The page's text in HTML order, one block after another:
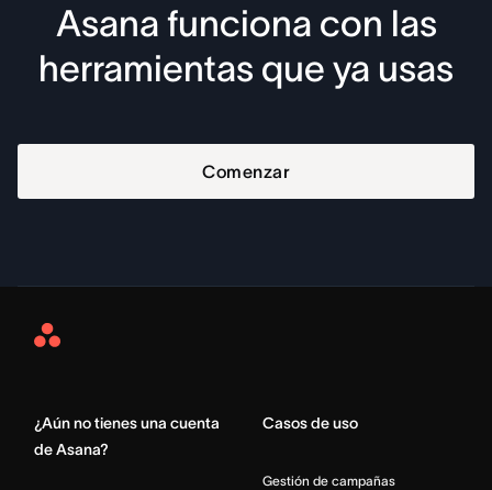
Asana funciona con las
herramientas que ya usas
Comenzar
Asana
¿Aún no tienes una cuenta
de Asana?
Casos de uso
Gestión de campañas